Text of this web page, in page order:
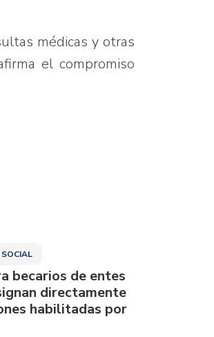
médicas y otras
el compromiso
becarios de entes
directamente
habilitadas por